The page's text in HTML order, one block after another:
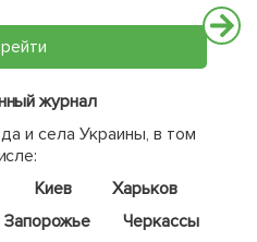
журнал
и села Украины, в том
Киев
Харьков
Запорожье
Черкассы